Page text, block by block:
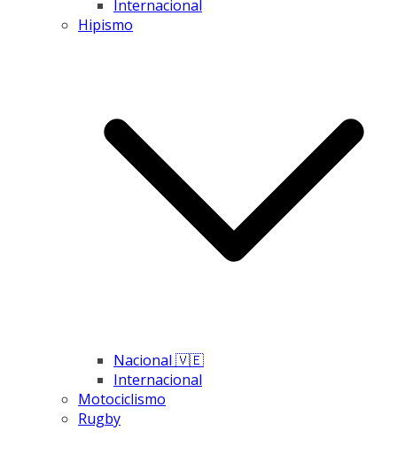
Internacional
Hipismo
Nacional 🇻🇪
Internacional
Motociclismo
Rugby